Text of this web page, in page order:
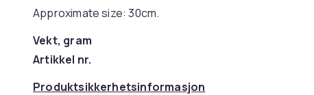
Approximate size: 30cm.
Vekt, gram
Artikkel nr.
Produktsikkerhetsinformasjon